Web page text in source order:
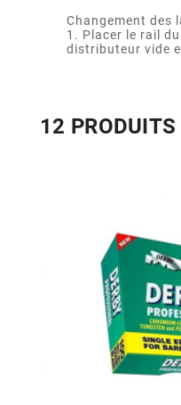
Changement des
1. Placer le rail
distributeur vide
12